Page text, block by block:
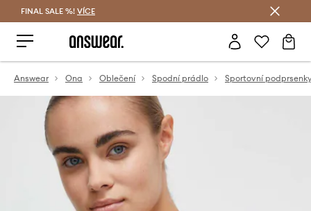
FINAL SALE %! VÍCE
Answear Ona Oblečení Spodní prádlo Sportovní